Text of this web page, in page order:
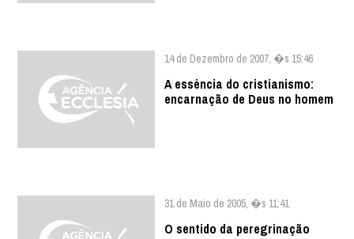
14 de Dezembro de 2007, �s 15:46
A essência do cristianismo:
encarnação de Deus no homem
31 de Maio de 2005, �s 11:41
O sentido da peregrinação